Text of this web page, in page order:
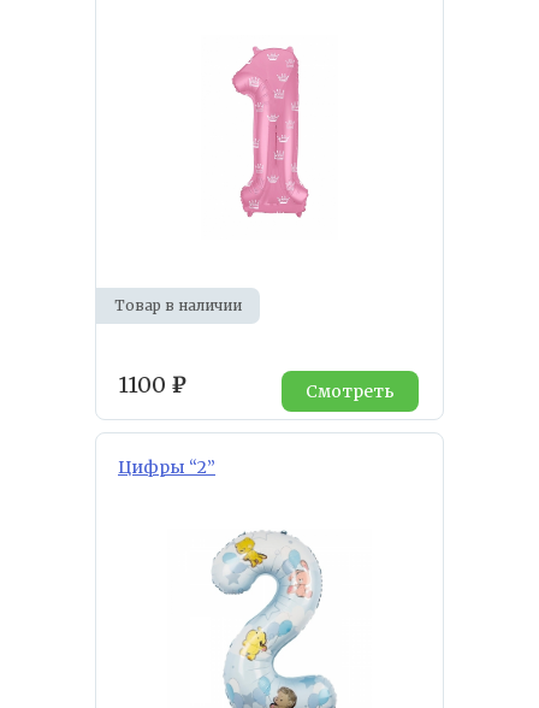
Товар в наличии
1100 ₽ Смотреть
Цифры “2”